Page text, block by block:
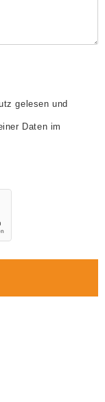
gelesen und
Daten im